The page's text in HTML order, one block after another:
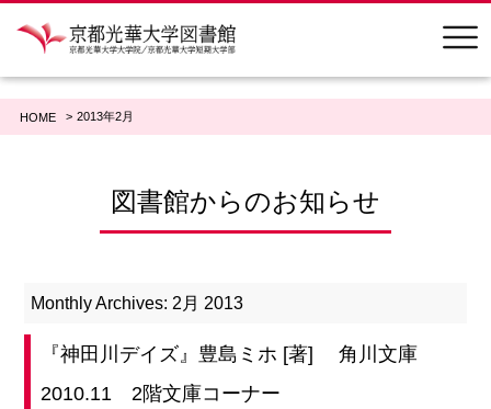
HOME 2013年2月
図書館からのお知らせ
Monthly Archives: 2月 2013
『神田川デイズ』豊島ミホ [著] 角川文庫
2010.11 2階文庫コーナー